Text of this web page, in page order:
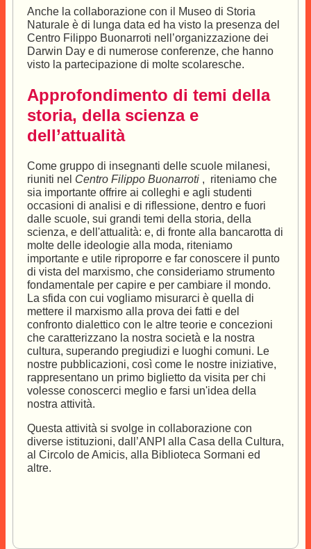
Anche la collaborazione con il Museo di Storia
Naturale è di lunga data ed ha visto la presenza del
Centro Filippo Buonarroti nell’organizzazione dei
Darwin Day e di numerose conferenze, che hanno
visto la partecipazione di molte scolaresche.
Approfondimento di temi della
storia, della scienza e
dell’attualità
Come gruppo di insegnanti delle scuole milanesi,
riuniti nel Centro Filippo Buonarroti , riteniamo che
sia importante offrire ai colleghi e agli studenti
occasioni di analisi e di riflessione, dentro e fuori
dalle scuole, sui grandi temi della storia, della
scienza, e dell'attualità: e, di fronte alla bancarotta di
molte delle ideologie alla moda, riteniamo
importante e utile riproporre e far conoscere il punto
di vista del marxismo, che consideriamo strumento
fondamentale per capire e per cambiare il mondo.
La sfida con cui vogliamo misurarci è quella di
mettere il marxismo alla prova dei fatti e del
confronto dialettico con le altre teorie e concezioni
che caratterizzano la nostra società e la nostra
cultura, superando pregiudizi e luoghi comuni. Le
nostre pubblicazioni, così come le nostre iniziative,
rappresentano un primo biglietto da visita per chi
volesse conoscerci meglio e farsi un'idea della
nostra attività.
Questa attività si svolge in collaborazione con
diverse istituzioni, dall’ANPI alla Casa della Cultura,
al Circolo de Amicis, alla Biblioteca Sormani ed
altre.